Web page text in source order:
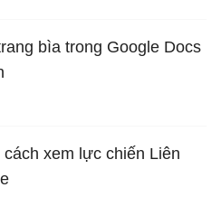
bìa trong Google Docs
xem lực chiến Liên